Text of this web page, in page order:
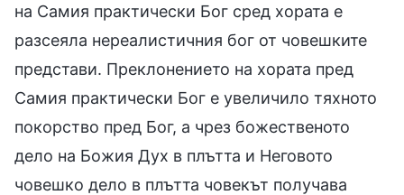
на Самия практически Бог сред хората е
разсеяла нереалистичния бог от човешките
представи. Преклонението на хората пред
Самия практически Бог е увеличило тяхното
покорство пред Бог, а чрез божественото
дело на Божия Дух в плътта и Неговото
човешко дело в плътта човекът получава